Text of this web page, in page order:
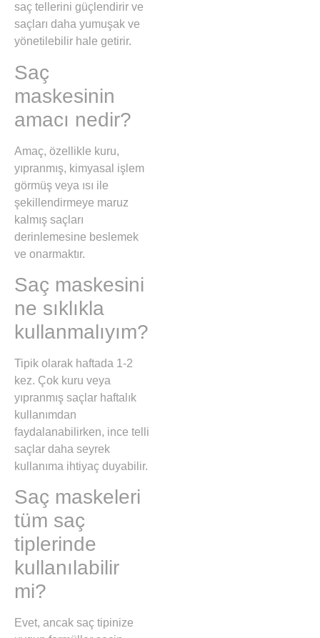
saç tellerini güçlendirir ve
saçları daha yumuşak ve
yönetilebilir hale getirir.
Saç
maskesinin
amacı nedir?
Amaç, özellikle kuru,
yıpranmış, kimyasal işlem
görmüş veya ısı ile
şekillendirmeye maruz
kalmış saçları
derinlemesine beslemek
ve onarmaktır.
Saç maskesini
ne sıklıkla
kullanmalıyım?
Tipik olarak haftada 1-2
kez. Çok kuru veya
yıpranmış saçlar haftalık
kullanımdan
faydalanabilirken, ince telli
saçlar daha seyrek
kullanıma ihtiyaç duyabilir.
Saç maskeleri
tüm saç
tiplerinde
kullanılabilir
mi?
Evet, ancak saç tipinize